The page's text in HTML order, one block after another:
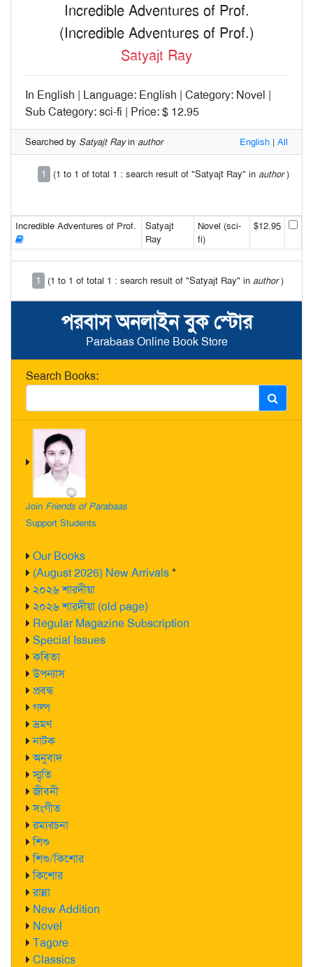
পরবাস অনলাইন বুক স্টোর
Parabaas Online Book Store
Search Books:
Join Friends of Parabaas
Support Students
Our Books
(August 2026) New Arrivals*
২০২৬ শারদীয়া
২০২৬ শারদীয়া (old page)
Regular Magazine Subscription
Special Issues
কবিতা
উপন্যাস
প্রবন্ধ
গল্প
ভ্রমণ
নাটক
অনুবাদ
স্মৃতি
জীবনী
সংগীত
রম্যরচনা
শিশু
শিশু/কিশোর
কিশোর
রান্না
New Addition
Novel
Tagore
Classics
Incredible Adventures of Prof.
(Incredible Adventures of Prof.)
Satyajt Ray
In English | Language: English | Category: Novel |
Sub Category: sci-fi | Price: $ 12.95
Searched by Satyajt Rayin author English | All
1 (1 to 1 of total 1 : search result of "Satyajt Ray" in author)
Incredible Adventures of Prof.
Satyajt
Ray
Novel (sci-
fi)
$12.95
1 (1 to 1 of total 1 : search result of "Satyajt Ray" in author)